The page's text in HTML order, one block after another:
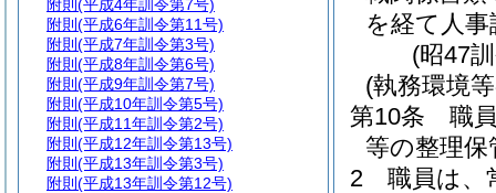
を経て人
(昭47
(執務環境
第10条
職
等の整理
2
職員は、
附則 (平成4年訓令第7号)
附則 (平成6年訓令第11号)
附則 (平成7年訓令第3号)
附則 (平成8年訓令第6号)
附則 (平成9年訓令第7号)
附則 (平成10年訓令第5号)
附則 (平成11年訓令第2号)
附則 (平成12年訓令第13号)
附則 (平成13年訓令第3号)
附則 (平成13年訓令第12号)